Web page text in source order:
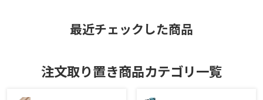
最近チェックした商品
注文取り置き商品カテゴリ一覧